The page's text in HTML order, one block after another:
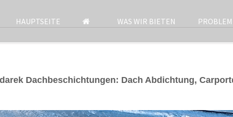
HAUPTSEITE WAS WIR BIETEN PROBLEM
Dachbeschichtungen: Dach Abdichtung,